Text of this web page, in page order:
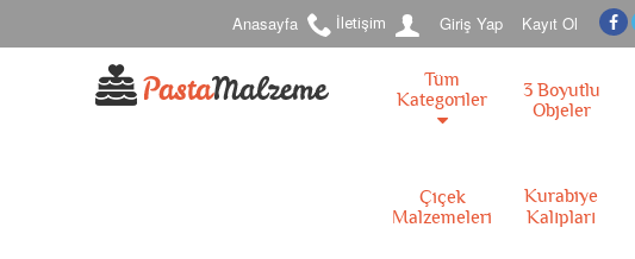
Anasayfa İletişim Giriş Yap Kayıt Ol
Tüm
Kategoriler
3 Boyutlu
Objeler
Çiçek
Malzemeleri
Kurabiye
Kalıpları